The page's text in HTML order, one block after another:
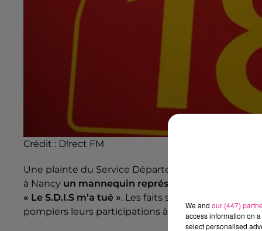
Crédit : D!rect FM
Une plainte du Service Départemental d'Incendie
à Nancy un mannequin représentant un
« Le S.D.I.S m’a tué ». Les faits se sont déroulés
pompiers leurs participations à la campagne de
We and our (447)
access information on
select personalised